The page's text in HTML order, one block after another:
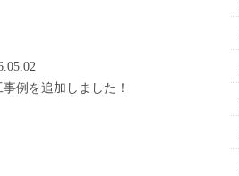
事例を追加しました！